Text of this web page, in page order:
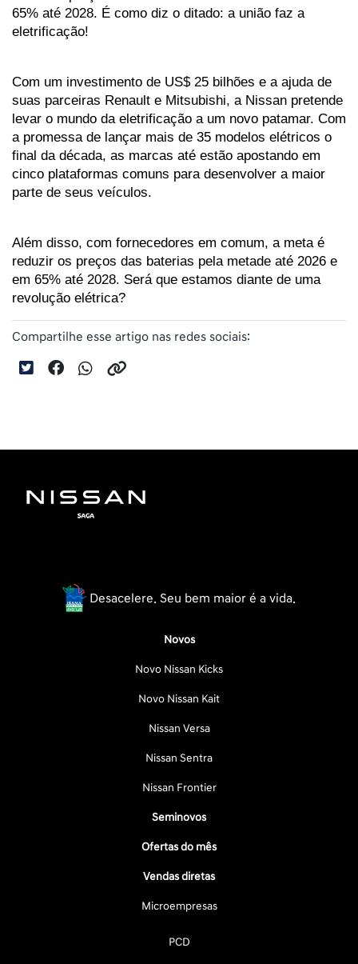
65% até 2028. É como diz o ditado: a união faz a
eletrificação!
Com um investimento de US$ 25 bilhões e a ajuda de
suas parceiras Renault e Mitsubishi, a Nissan pretende
levar o mundo da eletrificação a um novo patamar. Com
a promessa de lançar mais de 35 modelos elétricos o
final da década, as marcas até estão apostando em
cinco plataformas comuns para desenvolver a maior
parte de seus veículos.
Além disso, com fornecedores em comum, a meta é
reduzir os preços das baterias pela metade até 2026 e
em 65% até 2028. Será que estamos diante de uma
revolução elétrica?
Compartilhe esse artigo nas redes sociais:
Desacelere. Seu bem maior é a vida.
Novos
Novo Nissan Kicks
Novo Nissan Kait
Nissan Versa
Nissan Sentra
Nissan Frontier
Seminovos
Ofertas do mês
Vendas diretas
Microempresas
PCD